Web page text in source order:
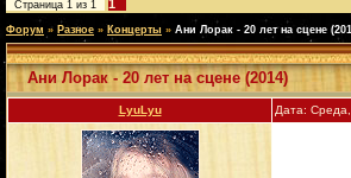
Страница 1 из 1 1
Форум » Разное » Концерты » Ани Лорак - 20 лет на сцене
Ани Лорак - 20 лет на сцене (2014)
LyuLyu Дата: